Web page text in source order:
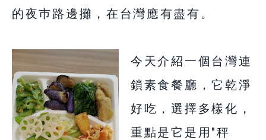
的夜巿路邊攤，在台灣應有盡有。
今天介紹一個台灣連
鎖素食餐廳，它乾淨
好吃，選擇多樣化，
重點是它是用"秤